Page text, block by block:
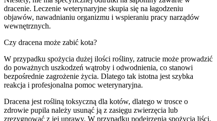
dracenie. Leczenie weterynaryjne skupia się na łagodzeniu
objawów, nawadnianiu organizmu i wspieraniu pracy narządów
wewnętrznych.
Czy dracena może zabić kota?
W przypadku spożycia dużej ilości rośliny, zatrucie może prowadzić
do poważnych uszkodzeń wątroby i odwodnienia, co stanowi
bezpośrednie zagrożenie życia. Dlatego tak istotna jest szybka
reakcja i profesjonalna pomoc weterynaryjna.
Dracena jest rośliną toksyczną dla kotów, dlatego w trosce o
zdrowie pupila należy usunąć ją z zasięgu zwierzęcia lub
zrezygnować z jej uprawy. W przypadku podejrzenia spożycia liści,